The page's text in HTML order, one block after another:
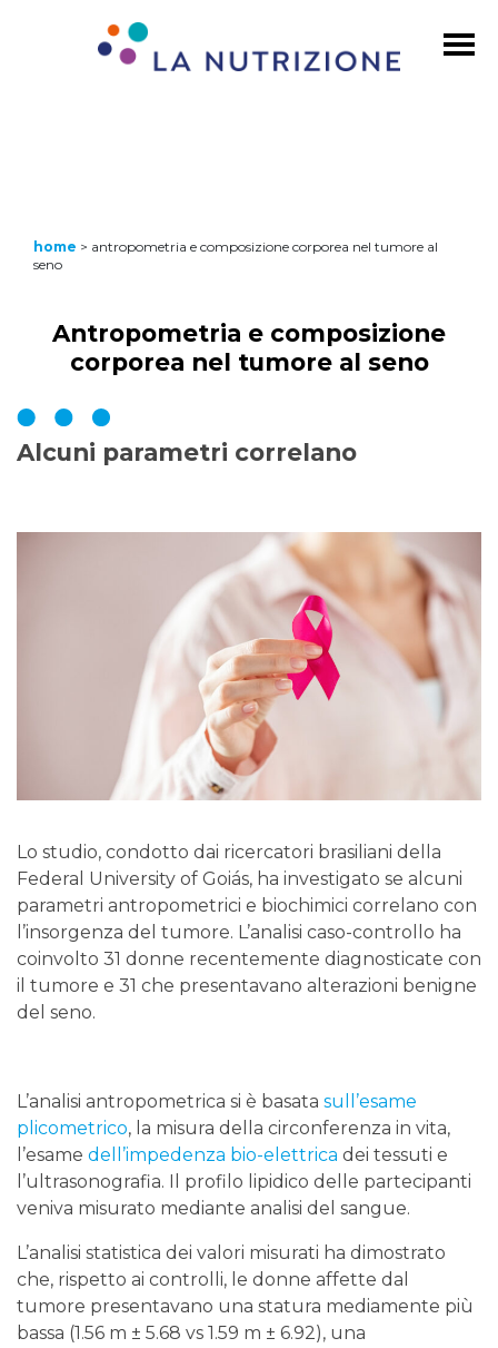
home > antropometria e composizione corporea nel tumore al
seno
Antropometria e composizione
corporea nel tumore al seno
Alcuni parametri correlano
Lo studio, condotto dai ricercatori brasiliani della
Federal University of Goiás, ha investigato se alcuni
parametri antropometrici e biochimici correlano con
l’insorgenza del tumore. L’analisi caso-controllo ha
coinvolto 31 donne recentemente diagnosticate con
il tumore e 31 che presentavano alterazioni benigne
del seno.
L’analisi antropometrica si è basata sull’esame
plicometrico, la misura della circonferenza in vita,
l’esame dell’impedenza bio-elettrica dei tessuti e
l’ultrasonografia. Il profilo lipidico delle partecipanti
veniva misurato mediante analisi del sangue.
L’analisi statistica dei valori misurati ha dimostrato
che, rispetto ai controlli, le donne affette dal
tumore presentavano una statura mediamente più
bassa (1.56 m ± 5.68 vs 1.59 m ± 6.92), una